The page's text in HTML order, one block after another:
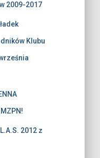
2009-2017
Klubu
MZPN!
2012 z